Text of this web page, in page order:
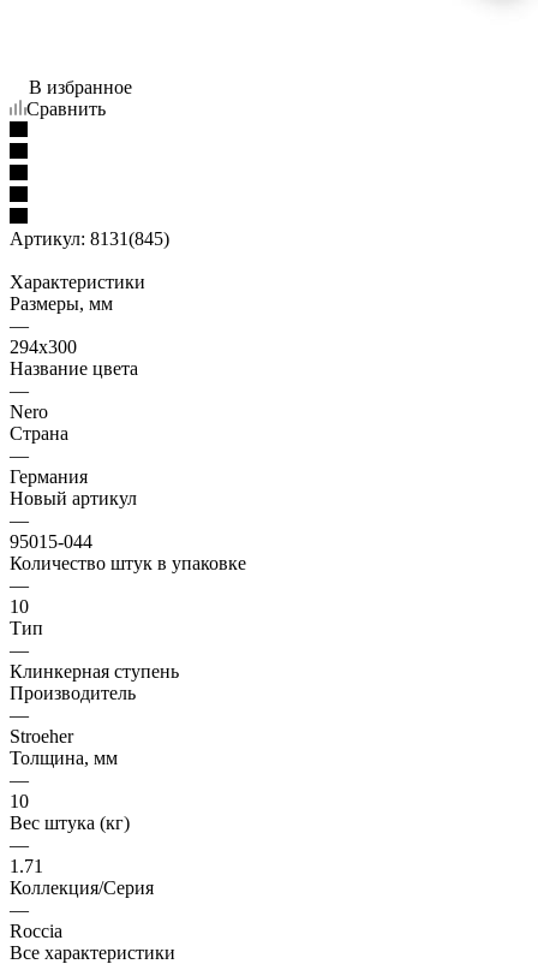
В избранное
Сравнить
Артикул: 8131(845)
Характеристики
Размеры, мм
—
294x300
Название цвета
—
Nero
Страна
—
Германия
Новый артикул
—
95015-044
Количество штук в упаковке
—
10
Тип
—
Клинкерная ступень
Производитель
—
Stroeher
Толщина, мм
—
10
Вес штука (кг)
—
1.71
Коллекция/Серия
—
Roccia
Все характеристики